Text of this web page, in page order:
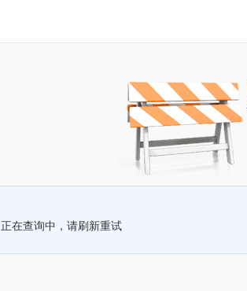
正在查询中，请刷新重试